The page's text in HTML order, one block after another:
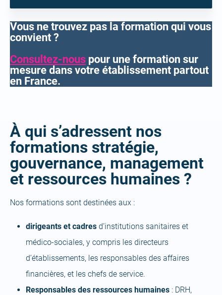
Vous ne trouvez pas la formation qui vous
convient ?
Consultez-nous pour une formation sur
mesure dans votre établissement partout
en France.
À qui s’adressent nos
formations stratégie,
gouvernance, management
et ressources humaines ?
Nos formations sont destinées aux :
dirigeants et cadres d’institutions sanitaires et
médico-sociales, y compris les directeurs
d’établissements, les responsables des affaires
financières, et les chefs de service.
Responsables des ressources humaines : DRH,